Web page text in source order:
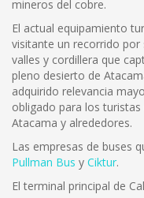
mineros del cobre.
El actual equipamiento
visitante un recorrido por
valles y cordillera que
pleno desierto de
adquirido relevancia
obligado para los
Atacama y alrededores.
Las empresas de buses
Pullman Bus y Ciktur.
El terminal principal de